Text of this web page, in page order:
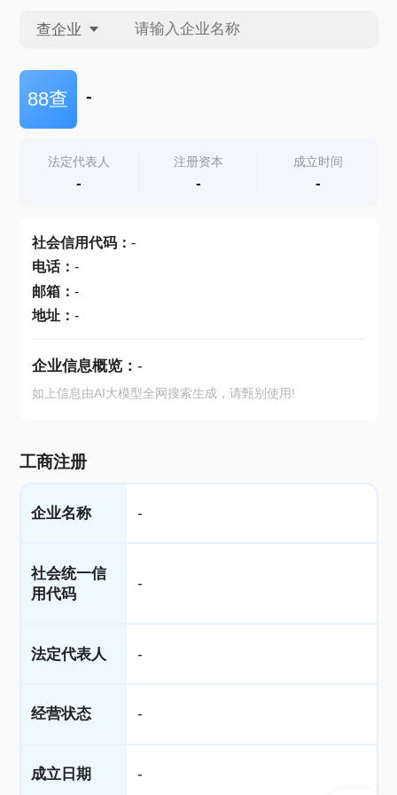
查企业
查企业
查产地
88查 -
法定代表人
-
注册资本
-
成立时间
-
社会信用代码： -
电话： -
邮箱： -
地址： -
企业信息概览： -
如上信息由AI大模型全网搜索生成，请甄别使用!
工商注册
企业名称 -
社会统一信
用代码
-
法定代表人 -
经营状态 -
成立日期 -